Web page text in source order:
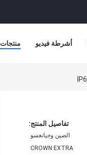
منتجات أشرطة فيديو
تفاصيل المنتج:
الصين وجيانغسو
CROWN EXTRA